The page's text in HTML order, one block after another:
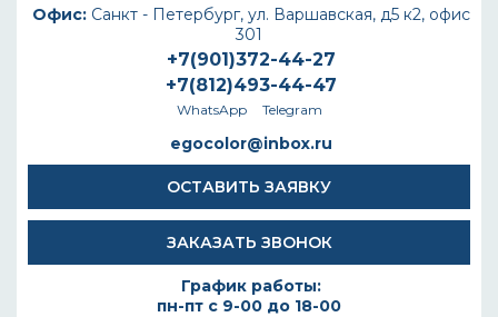
Офис: Санкт - Петербург, ул. Варшавская, д5 к2, офис
301
+7(901)372-44-27
+7(812)493-44-47
WhatsApp Telegram
egocolor@inbox.ru
ОСТАВИТЬ ЗАЯВКУ
ЗАКАЗАТЬ ЗВОНОК
График работы:
пн-пт с 9-00 до 18-00